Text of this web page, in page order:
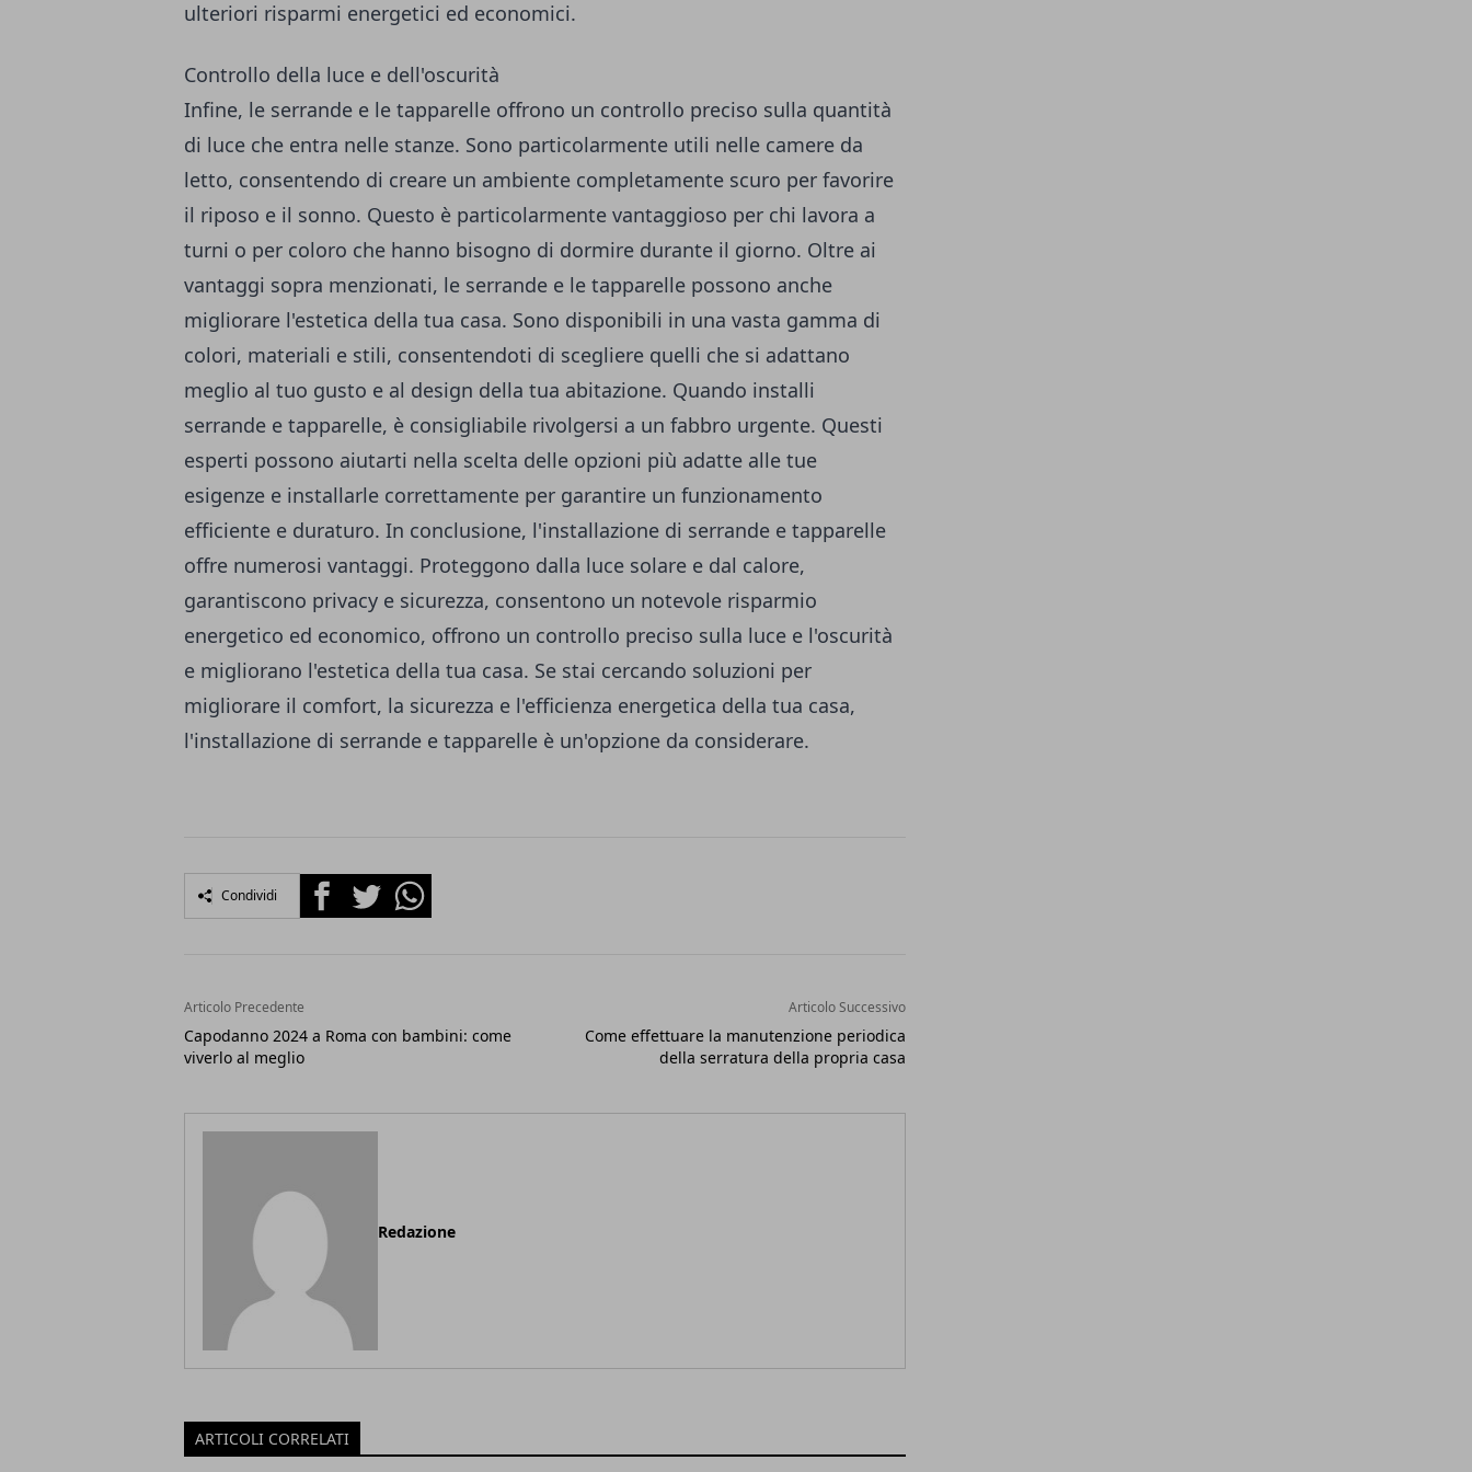
ulteriori risparmi energetici ed economici.
Controllo della luce e dell'oscurità
Infine, le serrande e le tapparelle offrono un controllo preciso sulla quantità
di luce che entra nelle stanze. Sono particolarmente utili nelle camere da
letto, consentendo di creare un ambiente completamente scuro per favorire
il riposo e il sonno. Questo è particolarmente vantaggioso per chi lavora a
turni o per coloro che hanno bisogno di dormire durante il giorno. Oltre ai
vantaggi sopra menzionati, le serrande e le tapparelle possono anche
migliorare l'estetica della tua casa. Sono disponibili in una vasta gamma di
colori, materiali e stili, consentendoti di scegliere quelli che si adattano
meglio al tuo gusto e al design della tua abitazione. Quando installi
serrande e tapparelle, è consigliabile rivolgersi a un fabbro urgente. Questi
esperti possono aiutarti nella scelta delle opzioni più adatte alle tue
esigenze e installarle correttamente per garantire un funzionamento
efficiente e duraturo. In conclusione, l'installazione di serrande e tapparelle
offre numerosi vantaggi. Proteggono dalla luce solare e dal calore,
garantiscono privacy e sicurezza, consentono un notevole risparmio
energetico ed economico, offrono un controllo preciso sulla luce e l'oscurità
e migliorano l'estetica della tua casa. Se stai cercando soluzioni per
migliorare il comfort, la sicurezza e l'efficienza energetica della tua casa,
l'installazione di serrande e tapparelle è un'opzione da considerare.
Condividi FacebookTwitterWhatsapp
Articolo Precedente
Capodanno 2024 a Roma con bambini: come
viverlo al meglio
Articolo Successivo
Come effettuare la manutenzione periodica
della serratura della propria casa
Redazione
ARTICOLI CORRELATI